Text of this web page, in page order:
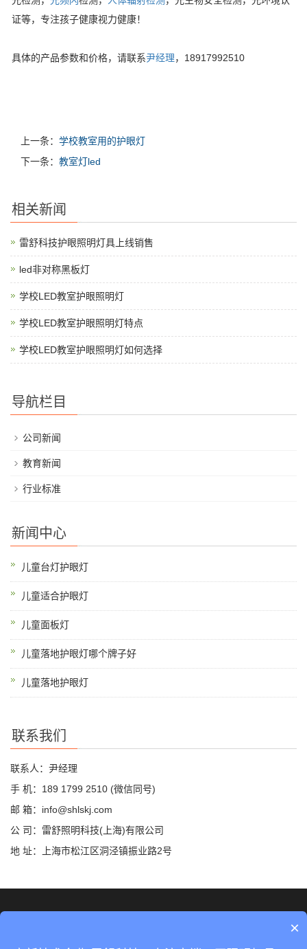
证等，专注孩子健康视力健康！
具体的产品参数和价格，请联系尹经理，18917992510
上一条： 学校教室用的护眼灯
下一条： 教室灯led
相关新闻
雷舒科技护眼照明灯具上线销售
led非对称黑板灯
学校LED教室护眼照明灯
学校LED教室护眼照明灯特点
学校LED教室护眼照明灯如何选择
导航栏目
公司新闻
教育新闻
行业标准
新闻中心
儿童台灯护眼灯
儿童适合护眼灯
儿童面板灯
儿童落地护眼灯哪个牌子好
儿童落地护眼灯
联系我们
联系人：尹经理
手 机：189 1799 2510 (微信同号)
邮 箱：info@shlskj.com
公 司：雷舒照明科技(上海)有限公司
地 址：上海市松江区洞泾镇振业路2号
×